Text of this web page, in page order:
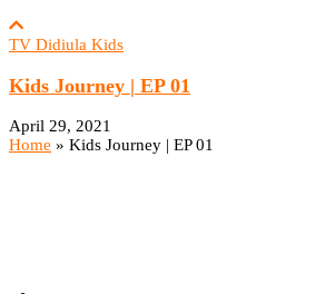
TV Didiula Kids
Kids Journey | EP 01
April 29, 2021
Home » Kids Journey | EP 01